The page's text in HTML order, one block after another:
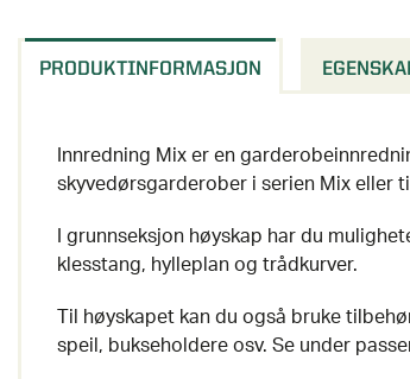
PRODUKTINFORMASJON
Innredning Mix er en
skyvedørsgarderober i serien Mix eller
I grunnseksjon høyskap har du
klesstang, hylleplan og trådkurver.
Til høyskapet kan du også bruke
speil, bukseholdere osv. Se under